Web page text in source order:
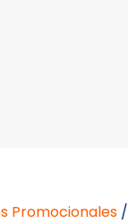
Promocionales/